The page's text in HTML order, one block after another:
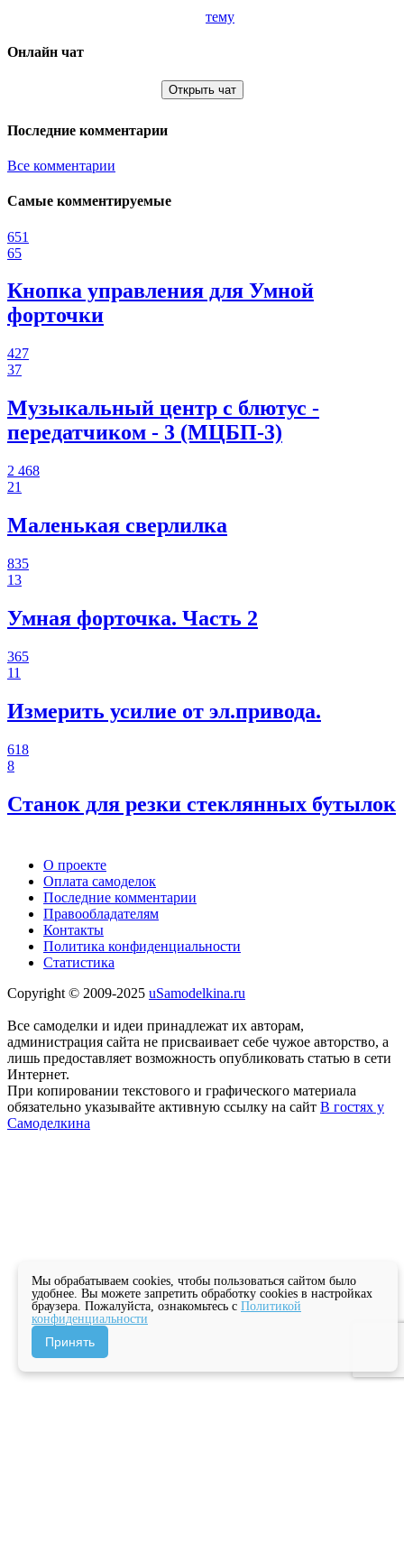
тему
Онлайн чат
Открыть чат
Последние комментарии
Все комментарии
Самые комментируемые
651
65
Кнопка управления для Умной
форточки
427
37
Музыкальный центр с блютус -
передатчиком - 3 (МЦБП-3)
2 468
21
Маленькая сверлилка
835
13
Умная форточка. Часть 2
365
11
Измерить усилие от эл.привода.
618
8
Станок для резки стеклянных бутылок
О проекте
Оплата самоделок
Последние комментарии
Правообладателям
Контакты
Политика конфиденциальности
Статистика
Copyright © 2009-2025 uSamodelkina.ru
Все самоделки и идеи принадлежат их авторам,
администрация сайта не присваивает себе чужое авторство, а
лишь предоставляет возможность опубликовать статью в сети
Интернет.
При копировании текстового и графического материала
обязательно указывайте активную ссылку на сайт В гостях у
Самоделкина
Мы обрабатываем cookies, чтобы пользоваться сайтом было
удобнее. Вы можете запретить обработку cookies в настройках
браузера. Пожалуйста, ознакомьтесь с Политикой
конфиденциальности
Принять